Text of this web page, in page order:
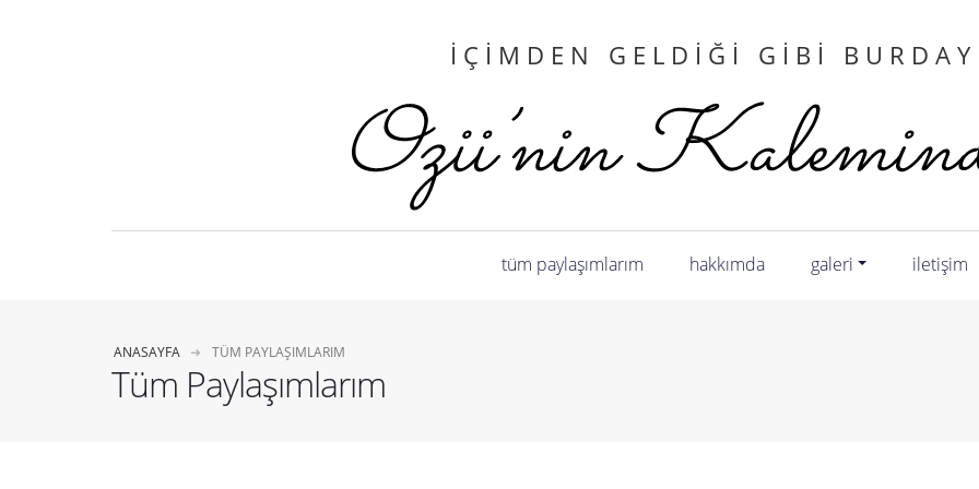
İÇIMDEN GELDIĞI GIBI
tüm paylaşımlarım hakkımda galeri i̇letişim
ANASAYFA TÜM PAYLAŞIMLARIM
Tüm Paylaşımlarım